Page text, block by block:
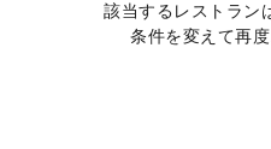
該当するレストラン
条件を変えて再度